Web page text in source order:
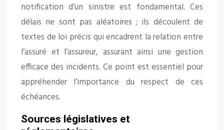
notification d’un sinistre est fondamental. Ces
délais ne sont pas aléatoires ; ils découlent de
textes de loi précis qui encadrent la relation entre
l’assuré et l’assureur, assurant ainsi une gestion
efficace des incidents. Ce point est essentiel pour
appréhender l’importance du respect de ces
échéances.
Sources législatives et